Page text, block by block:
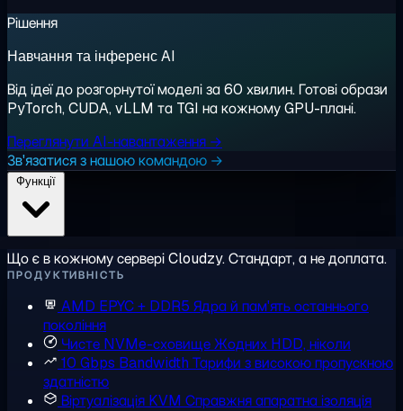
Рішення
Навчання та інференс AI
Від ідеї до розгорнутої моделі за 60 хвилин. Готові образи
PyTorch, CUDA, vLLM та TGI на кожному GPU-плані.
Переглянути AI-навантаження →
Зв'язатися з нашою командою →
Що є в кожному сервері Cloudzy. Стандарт, а не доплата.
ПРОДУКТИВНІСТЬ
AMD EPYC + DDR5 Ядра й пам'ять останнього
покоління
Чисте NVMe-сховищеЖодних HDD, ніколи
10 Gbps Bandwidth Тарифи з високою пропускною
здатністю
Віртуалізація KVM Справжня апаратна ізоляція